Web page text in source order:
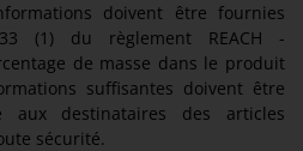
doivent être fournies
(1) du règlement REACH -
de masse dans le produit
suffisantes doivent être
aux destinataires des articles
sécurité.